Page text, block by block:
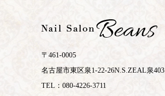
〒461-0005
名古屋市東区泉1-22-26N.S.ZEAL泉403
TEL：080-4226-3711